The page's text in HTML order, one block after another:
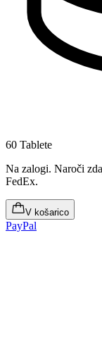
60 Tablete
Na zalogi. Naroči
FedEx.
V košarico
PayPal